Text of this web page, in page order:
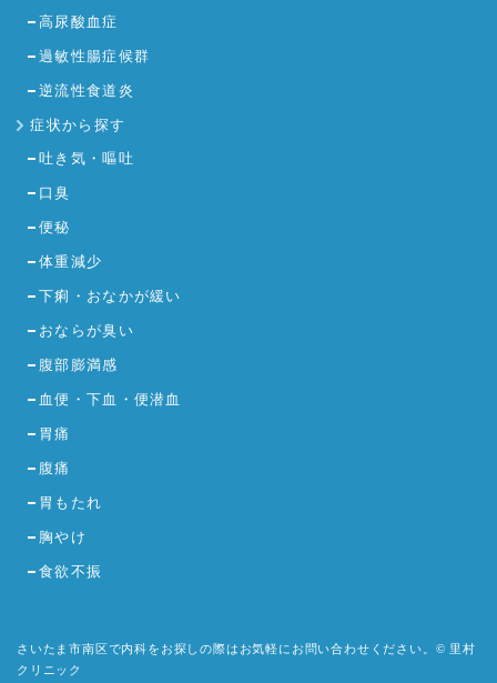
高尿酸血症
過敏性腸症候群
逆流性食道炎
症状から探す
吐き気・嘔吐
口臭
便秘
体重減少
下痢・おなかが緩い
おならが臭い
腹部膨満感
血便・下血・便潜血
胃痛
腹痛
胃もたれ
胸やけ
食欲不振
さいたま市南区で内科をお探しの際はお気軽にお問い合わせください。© 里村
クリニック